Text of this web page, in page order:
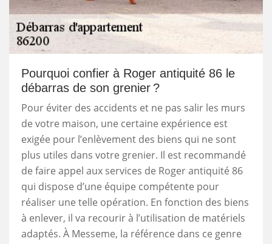
Pourquoi confier à Roger antiquité 86 le
débarras de son grenier ?
Pour éviter des accidents et ne pas salir les murs
de votre maison, une certaine expérience est
exigée pour l’enlèvement des biens qui ne sont
plus utiles dans votre grenier. Il est recommandé
de faire appel aux services de Roger antiquité 86
qui dispose d’une équipe compétente pour
réaliser une telle opération. En fonction des biens
à enlever, il va recourir à l’utilisation de matériels
adaptés. À Messeme, la référence dans ce genre